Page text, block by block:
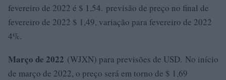
fevereiro de 2022 é $ 1,54. previsão de preço no final de
fevereiro de 2022 $ 1,49, variação para fevereiro de 2022
4%.
Março de 2022 (WJXN) para previsões de USD. No início
de março de 2022, o preço será em torno de $ 1,69